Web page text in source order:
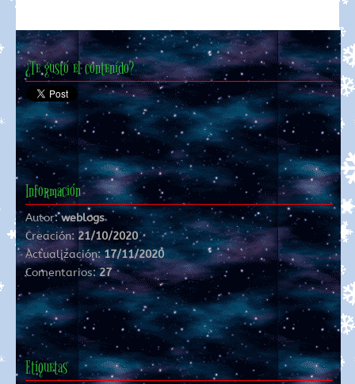
¿Te gustó el contenido?
Información
Autor:weblogs
Creación: 21/10/2020
Actualización:17/11/2020
Comentarios:27
Etiquetas